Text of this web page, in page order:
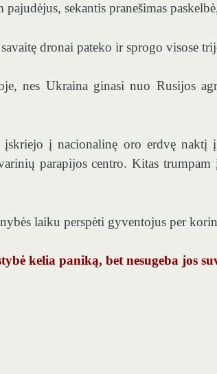
sekantis pranešimas
dronai pateko ir sprogo visose
nes Ukraina ginasi nuo Rusijos
į nacionalinę oro erdvę naktį
parapijos centro. Kitas
laiku perspėti gyventojus per
kelia paniką, bet nesugeba jos